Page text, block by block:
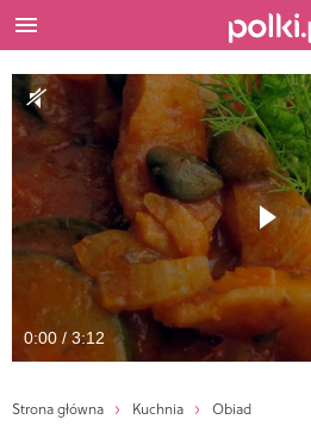
0:00 / 3:12
Strona główna Kuchnia Obiad